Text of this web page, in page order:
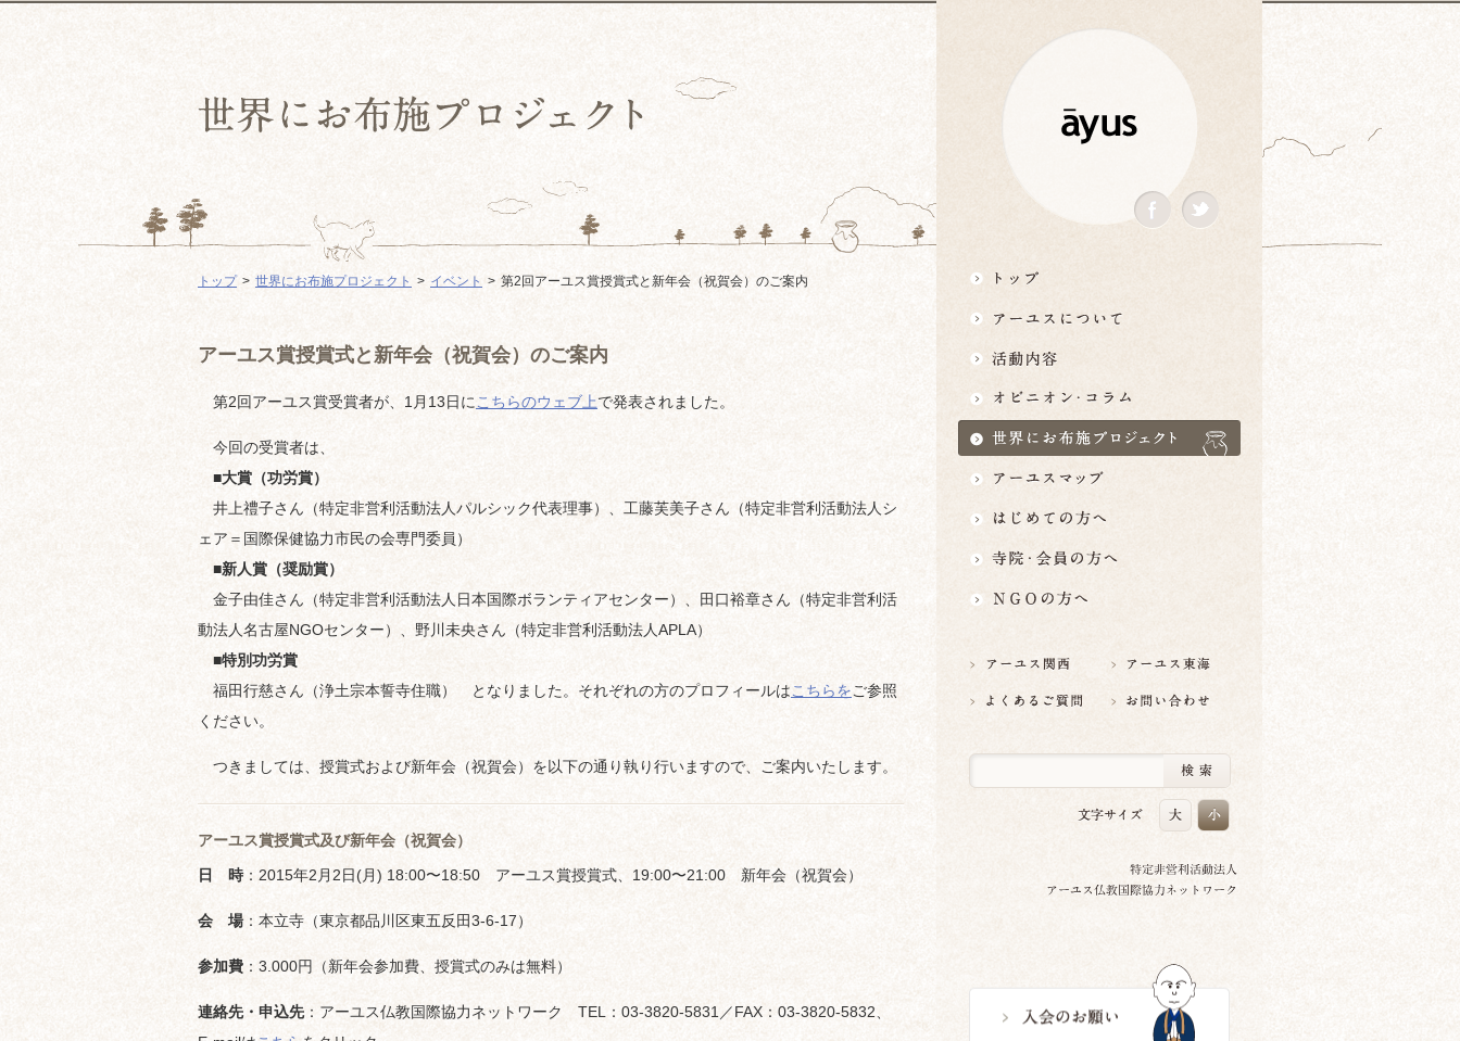
トップ 世界にお布施プロジェクト イベント 第2回アーユス賞授賞式と新年会（祝賀会）のご案内
アーユス賞授賞式と新年会（祝賀会）のご案内
第2回アーユス賞受賞者が、1月13日に こちらのウェブ上で発表されました。
今回の受賞者は、
■大賞（功労賞）
井上禮子さん（特定非営利活動法人パルシック代表理事）、工藤芙美子さん（特定非営利活動法人シ
ェア＝国際保健協力市民の会専門委員）
■新人賞（奨励賞）
金子由佳さん（特定非営利活動法人日本国際ボランティアセンター）、田口裕章さん（特定非営利活
動法人名古屋NGOセンター）、野川未央さん（特定非営利活動法人APLA）
■特別功労賞
福田行慈さん（浄土宗本誓寺住職） となりました。それぞれの方のプロフィールはこちらをご参照
ください。
つきましては、授賞式および新年会（祝賀会）を以下の通り執り行いますので、ご案内いたします。
アーユス賞授賞式及び新年会（祝賀会）
日 時：2015年2月2日(月) 18:00〜18:50 アーユス賞授賞式、19:00〜21:00 新年会（祝賀会）
会 場：本立寺（東京都品川区東五反田3-6-17）
参加費 ：3.000円（新年会参加費、授賞式のみは無料）
連絡先・申込先：アーユス仏教国際協力ネットワーク TEL：03-3820-5831／FAX：03-3820-5832、